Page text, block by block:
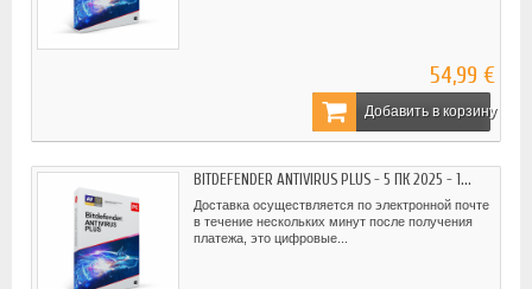
54,99 €
Добавить в корзину
BITDEFENDER ANTIVIRUS PLUS - 5 ПК 2025 - 1...
Доставка осуществляется по электронной почте
в течение нескольких минут после получения
платежа, это цифровые...